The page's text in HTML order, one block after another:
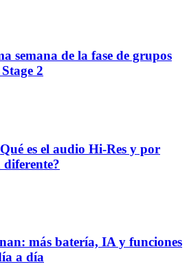
semana de la fase de grupos
2
es el audio Hi-Res y por
diferente?
más batería, IA y funciones
a día